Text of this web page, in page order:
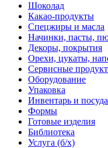
Шоколад
Какао-продукты
Спецжиры и масла
Начинки, пасты,
Декоры, покрытия
Орехи, цукаты,
Сервисные
Оборудование
Упаковка
Инвентарь и посуда
Формы
Готовые изделия
Библиотека
Услуга (б/х)